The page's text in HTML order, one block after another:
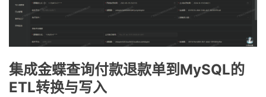
集成金蝶查询付款退款单到MySQL的
ETL转换与写入